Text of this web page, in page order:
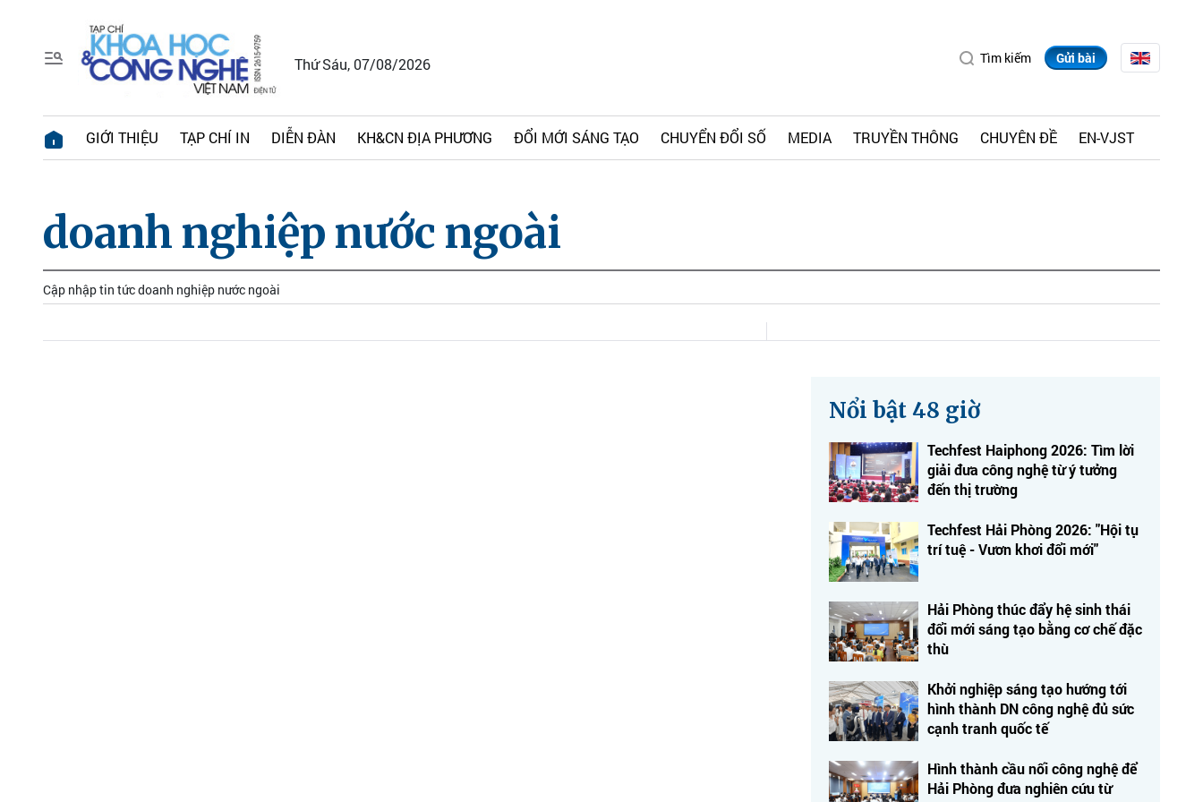
Thứ Sáu, 07/08/2026 Tìm kiếm Gửi bài
GIỚI THIỆU TẠP CHÍ IN DIỄN ĐÀN KH&CN ĐỊA PHƯƠNG ĐỔI MỚI SÁNG TẠO CHUYỂN ĐỔI SỐ MEDIA TRUYỀN THÔNG CHUYÊN ĐỀ EN-VJST
doanh nghiệp nước ngoài
Cập nhập tin tức doanh nghiệp nước ngoài
Nổi bật 48 giờ
Techfest Haiphong 2026: Tìm lời
giải đưa công nghệ từ ý tưởng
đến thị trường
Techfest Hải Phòng 2026: "Hội tụ
trí tuệ - Vươn khơi đổi mới"
Hải Phòng thúc đẩy hệ sinh thái
đổi mới sáng tạo bằng cơ chế đặc
thù
Khởi nghiệp sáng tạo hướng tới
hình thành DN công nghệ đủ sức
cạnh tranh quốc tế
Hình thành cầu nối công nghệ để
Hải Phòng đưa nghiên cứu từ